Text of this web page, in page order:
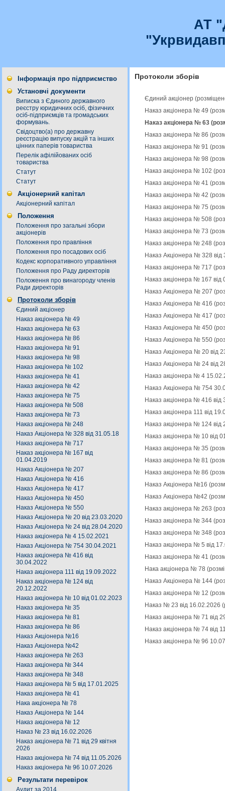
АТ
Інформація про підприємство
Установчі документи
Виписка з Єдиного державного
реєстру юридичних осіб, фізичних
осіб-підприємців та громадських
формувань.
Свідоцтво(а) про державну
реєстрацію випуску акцій та інших
цінних паперів товариства
Перелік афілійованих осіб
товариства
Статут
Статут
Акціонерний капітал
Акціонерний капітал
Положення
Положення про загальні збори
акціонерів
Положення про правління
Положення про посадових осіб
Кодекс корпоративного управління
Положення про Раду директорів
Положення про винагороду членів
Ради директорів
Протоколи зборів
Єдиний акціонер
Наказ акціонера № 49
Наказ акціонера № 63
Наказ акціонера № 86
Наказ акціонера № 91
Наказ акціонера № 98
Наказ акціонера № 102
Наказ акціонера № 41
Наказ акціонера № 42
Наказ акціонера № 75
Наказ акціонера № 508
Наказ акціонера № 73
Наказ акціонера № 248
Наказ Акціонера № 328 від 31.05.18
Наказ акціонера № 717
Наказ акціонера № 167 від
01.04.2019
Наказ Акціонера № 207
Наказ Акціонера № 416
Наказ Акціонера № 417
Наказ Акціонера № 450
Наказ Акціонера № 550
Наказ Акціонера № 20 від 23.03.2020
Наказ Акціонера № 24 від 28.04.2020
Наказ акціонера № 4 15.02.2021
Наказ Акціонера № 754 30.04.2021
Наказ акціонера № 416 від
30.04.2022
Наказ акціонера 111 від 19.09.2022
Наказ акціонера № 124 від
20.12.2022
Наказ акціонера № 10 від 01.02.2023
Наказ акціонера № 35
Наказ акціонера № 81
Наказ акціонера № 86
Наказ Акціонера №16
Наказ Акціонера №42
Наказ акціонера № 263
Наказ акціонера № 344
Наказ акціонера № 348
Наказ акціонера № 5 від 17.01.2025
Наказ акціонера № 41
Нака акціонера № 78
Наказ Акціонера № 144
Наказ акціонера № 12
Наказ № 23 від 16.02.2026
Наказ акціонера № 71 від 29 квітня
2026
Наказ акціонера № 74 від 11.05.2026
Наказ акціонера № 96 10.07.2026
Результати перевірок
Аудит за 2014
Протоколи зборів
Єдиний акціонер
Наказ акціонера № 49
Наказ акціонера № 63
Наказ акціонера № 86
Наказ акціонера № 91
Наказ акціонера № 98
Наказ акціонера № 102
Наказ акціонера № 41
Наказ акціонера № 42
Наказ акціонера № 75
Наказ акціонера № 508
Наказ акціонера № 73
Наказ акціонера № 248
Наказ Акціонера № 328
Наказ акціонера № 717
Наказ акціонера № 167
Наказ Акціонера № 207
Наказ Акціонера № 416
Наказ Акціонера № 417
Наказ Акціонера № 450
Наказ Акціонера № 550
Наказ Акціонера № 20 від
Наказ Акціонера № 24 від
Наказ акціонера № 4
Наказ Акціонера № 754
Наказ акціонера № 416
Наказ акціонера 111 від
Наказ акціонера № 124
Наказ акціонера № 10 від
Наказ акціонера № 35
Наказ акціонера № 81
Наказ акціонера № 86
Наказ Акціонера №16
Наказ Акціонера №42
Наказ акціонера № 263
Наказ акціонера № 344
Наказ акціонера № 348
Наказ акціонера № 5 від
Наказ акціонера № 41
Нака акціонера № 78
Наказ Акціонера № 144
Наказ акціонера № 12
Наказ № 23 від 16.02.2026
Наказ акціонера № 71 від
Наказ акціонера № 74 від
Наказ акціонера № 96